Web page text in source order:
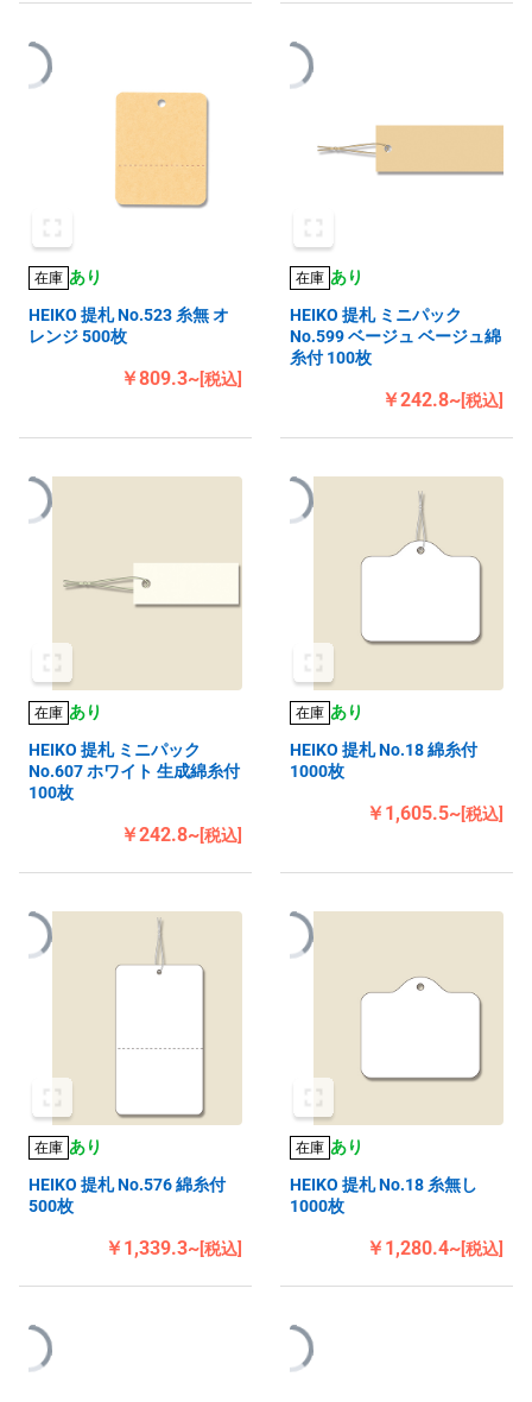
在庫 あり
HEIKO 提札 No.523 糸無 オ
レンジ 500枚
￥809.3~[税込]
在庫 あり
HEIKO 提札 ミニパック
No.599 ベージュ ベージュ綿
糸付 100枚
￥242.8~[税込]
在庫 あり
HEIKO 提札 ミニパック
No.607 ホワイト 生成綿糸付
100枚
￥242.8~[税込]
在庫 あり
HEIKO 提札 No.18 綿糸付
1000枚
￥1,605.5~[税込]
在庫 あり
HEIKO 提札 No.576 綿糸付
500枚
￥1,339.3~[税込]
在庫 あり
HEIKO 提札 No.18 糸無し
1000枚
￥1,280.4~[税込]